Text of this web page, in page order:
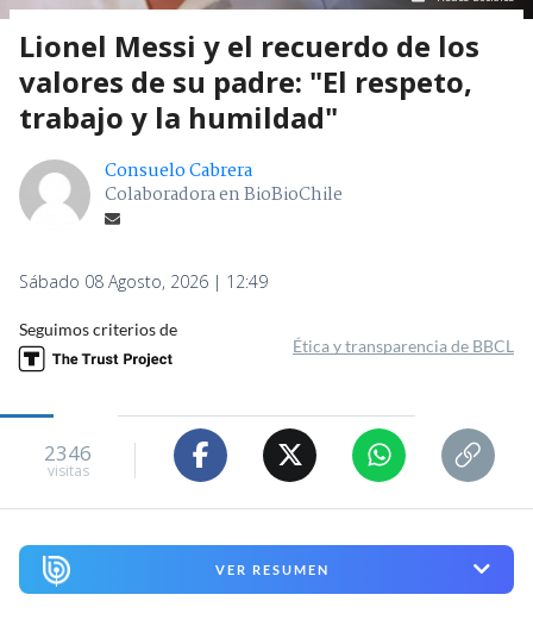
Lionel Messi y el recuerdo de los
valores de su padre: "El respeto,
trabajo y la humildad"
Consuelo Cabrera
Colaboradora en BioBioChile
Sábado 08 Agosto, 2026 | 12:49
Seguimos criterios de
Ética y transparencia de BBCL
2346
visitas
VER RESUMEN